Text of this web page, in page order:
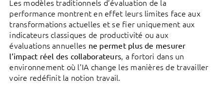
Les modèles traditionnels d’évaluation de la
performance montrent en effet leurs limites face aux
transformations actuelles et se fier uniquement aux
indicateurs classiques de productivité ou aux
évaluations annuelles ne permet plus de mesurer
l’impact réel des collaborateurs, a fortori dans un
environnement où l’IA change les manières de travailler
voire redéfinit la notion travail.